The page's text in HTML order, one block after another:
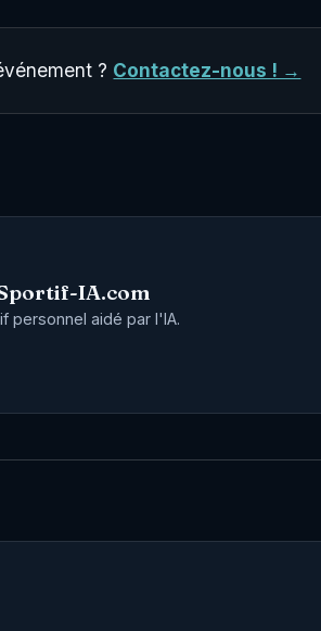
? Contactez-nous ! →
IA.com
personnel aidé par l'IA.